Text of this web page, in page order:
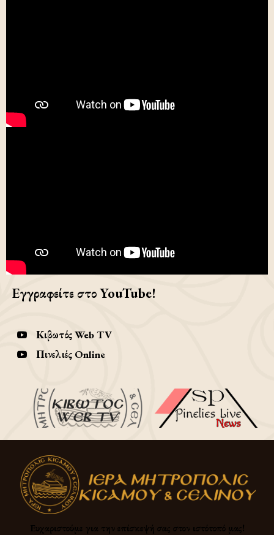
Εγγραφείτε στο YouTube!
Κιβωτός Web TV
Πινελιές Online
Ευχαριστούμε για την επίσκεψή σας στον ιστότοπό μας!​